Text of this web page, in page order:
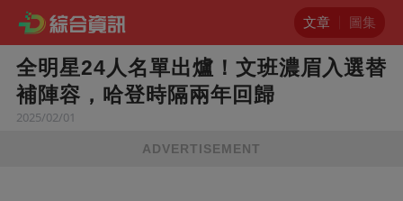
文章 圖集
全明星24人名單出爐！文班濃眉入選替
補陣容，哈登時隔兩年回歸
2025/02/01
ADVERTISEMENT